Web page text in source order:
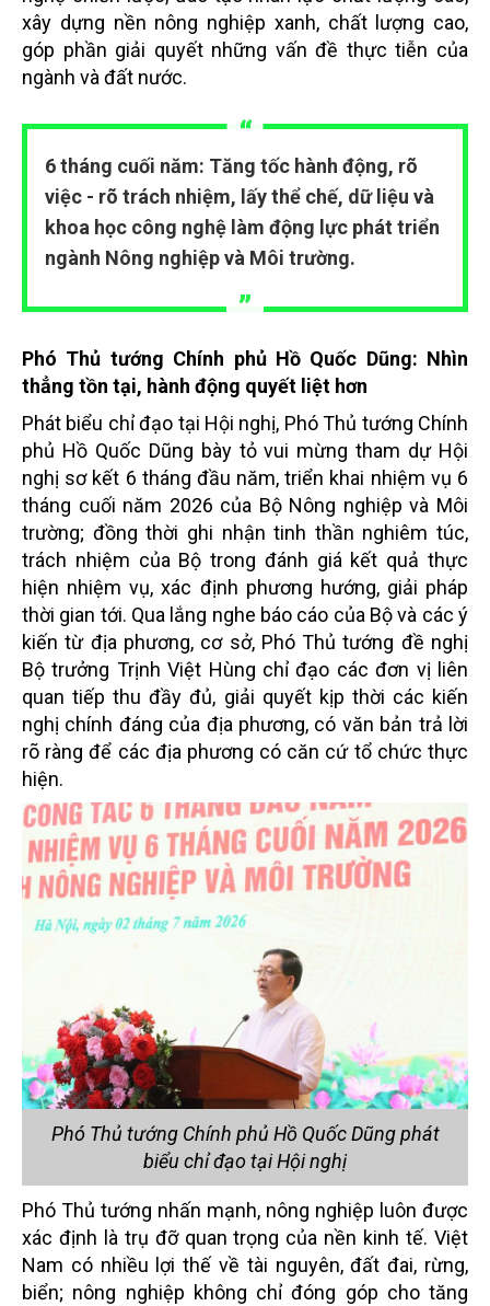
xây dựng nền nông nghiệp xanh, chất lượng cao,
góp phần giải quyết những vấn đề thực tiễn của
ngành và đất nước.
6 tháng cuối năm: Tăng tốc hành động, rõ
việc - rõ trách nhiệm, lấy thể chế, dữ liệu và
khoa học công nghệ làm động lực phát triển
ngành Nông nghiệp và Môi trường.
Phó Thủ tướng Chính phủ Hồ Quốc Dũng: Nhìn
thẳng tồn tại, hành động quyết liệt hơn
Phát biểu chỉ đạo tại Hội nghị, Phó Thủ tướng Chính
phủ Hồ Quốc Dũng bày tỏ vui mừng tham dự Hội
nghị sơ kết 6 tháng đầu năm, triển khai nhiệm vụ 6
tháng cuối năm 2026 của Bộ Nông nghiệp và Môi
trường; đồng thời ghi nhận tinh thần nghiêm túc,
trách nhiệm của Bộ trong đánh giá kết quả thực
hiện nhiệm vụ, xác định phương hướng, giải pháp
thời gian tới. Qua lắng nghe báo cáo của Bộ và các ý
kiến từ địa phương, cơ sở, Phó Thủ tướng đề nghị
Bộ trưởng Trịnh Việt Hùng chỉ đạo các đơn vị liên
quan tiếp thu đầy đủ, giải quyết kịp thời các kiến
nghị chính đáng của địa phương, có văn bản trả lời
rõ ràng để các địa phương có căn cứ tổ chức thực
hiện.
Phó Thủ tướng Chính phủ Hồ Quốc Dũng phát
biểu chỉ đạo tại Hội nghị
Phó Thủ tướng nhấn mạnh, nông nghiệp luôn được
xác định là trụ đỡ quan trọng của nền kinh tế. Việt
Nam có nhiều lợi thế về tài nguyên, đất đai, rừng,
biển; nông nghiệp không chỉ đóng góp cho tăng